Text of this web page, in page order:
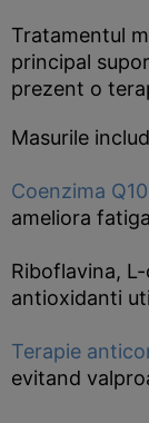
Tratamentul
principal
prezent o
Masurile
Coenzima Q10
ameliora
Riboflavina,
antioxidanti
Terapie
evitand